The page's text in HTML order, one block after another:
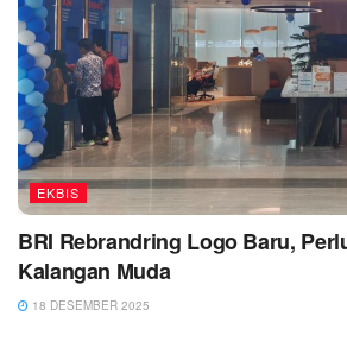
EKBIS
BRI Rebrandring Logo Baru,
Kalangan Muda
18 DESEMBER 2025